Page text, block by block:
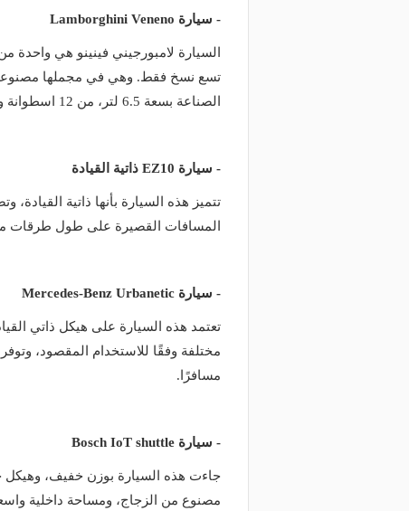
- سيارة Lamborghini Veneno
السيارة لامبورجيني فينينو هي واحدة
تسع نسخ فقط. وهي في مجملها
الصناعة بسعة 6.5 لتر، من 12 اسطوانة ويتيح قدرة 750 حصانا.
- سيارة EZ10 ذاتية القيادة
المسافات القصيرة على طول
- سيارة Mercedes-Benz Urbanetic
تعتمد هذه السيارة على هيكل ذاتي
مسافرًا.
- سيارة Bosch IoT shuttle
جاءت هذه السيارة بوزن خفيف، وهيكل
مصنوع من الزجاج، ومساحة داخلية